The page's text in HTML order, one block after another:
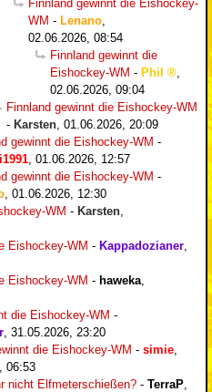
Finnland gewinnt die Eishockey-
WM - Lenano
02.06.2026, 08:54
Finnland gewinnt die
Eishockey-WM - Phil
02.06.2026, 09:04
Finnland gewinnt die Eishockey-WM
- Karsten 01.06.2026, 20:09
gewinnt die Eishockey-WM -
01.06.2026, 12:57
gewinnt die Eishockey-WM -
01.06.2026, 12:30
WM - Karsten
Eishockey-WM - Kappadozianer
Eishockey-WM - haweka
die Eishockey-WM -
31.05.2026, 23:20
die Eishockey-WM - simie
06:53
nicht Elfmeterschießen? - TerraP